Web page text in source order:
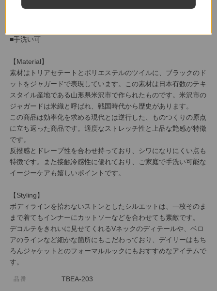
■オケージョンシーンでも活躍してくれる
■手洗い可
【Material】
素材はトリアセテートとポリエステルのツイルに、ブラックのド
ットをジャガードで表現しています。この素材は日本有数のテキ
スタイル産地である山形県米沢市で作られたものです。米沢市の
ジャガードは米織と呼ばれ、戦国時代から歴史があります。
この商品は効率化を求める現代とは逆行した、ものつくりの原点
に立ち返った商品です。適度なストレッチ性と上品な艶感が特徴
です。
反撥感とドレープ性を合わせ持っており、シワになりにくい点も
特徴です。また接触冷感性に優れており、ご家庭で手洗い可能な
イージーケアも嬉しいポイントです。
【Styling】
ボディラインを拾わないストンとしたシルエットは、一枚そのま
まで着てもインナーにカットソーなどを合わせても素敵です。
デコルテをきれいに見せてくれるVネックのディテールや、ベロ
アのラインなど細かな箇所にもこだわっており、デイリーはもち
ろんジャケットとのフォーマルルックにもおすすめなアイテムで
す。
品番 TBEA-203